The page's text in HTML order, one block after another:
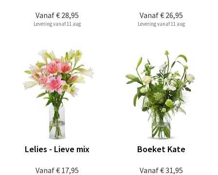
Vanaf€ 28,95
Levering vanaf 11 aug
Vanaf€ 26,95
Levering vanaf 11 aug
Vanaf€ 17,95
Lelies - Lieve mix
Vanaf€ 31,95
Boeket Kate